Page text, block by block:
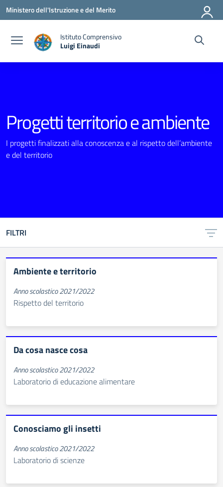
Vai ai contenuti
Vai al menu di navigazione
Vai al footer
Ministero dell'Istruzione e del Merito
Istituto Comprensivo
Luigi Einaudi
— Visita la pagina iniziale della scuola
Progetti territorio e ambiente
I progetti finalizzati alla conoscenza e al rispetto dell’ambiente
e del territorio
FILTRI
Ambiente e territorio
Anno scolastico 2021/2022
Rispetto del territorio
Da cosa nasce cosa
Anno scolastico 2021/2022
Laboratorio di educazione alimentare
Conosciamo gli insetti
Anno scolastico 2021/2022
Laboratorio di scienze